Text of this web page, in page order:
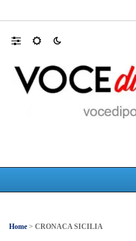
Home > CRONACA SICILIA